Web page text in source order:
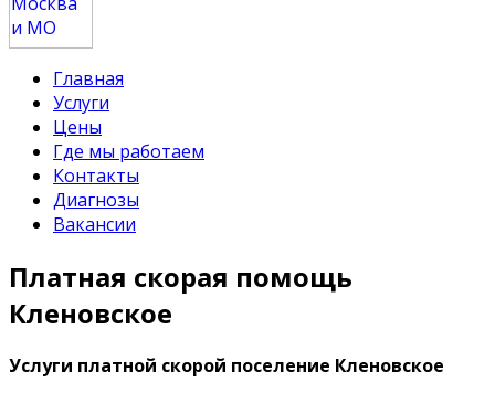
Главная
Услуги
Цены
Где мы работаем
Контакты
Диагнозы
Вакансии
Платная скорая помощь
Кленовское
Услуги платной скорой поселение Кленовское